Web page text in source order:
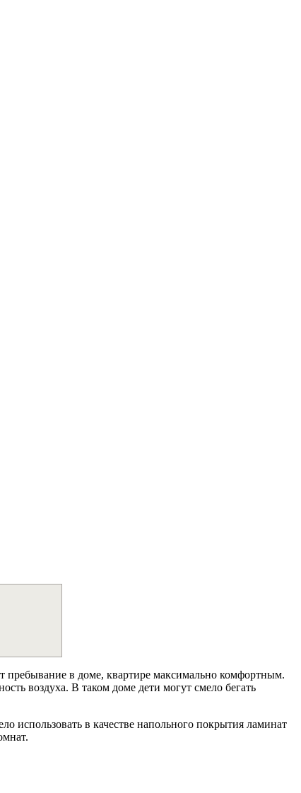
пребывание в доме, квартире максимально комфортным.
воздуха. В таком доме дети могут смело бегать
использовать в качестве напольного покрытия ламинат